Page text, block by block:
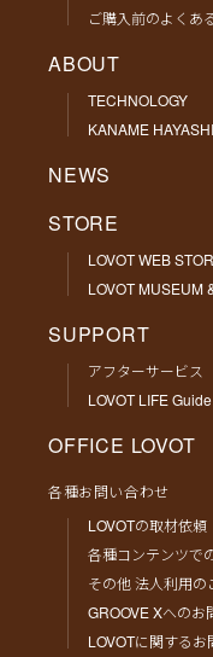
ご購入前のよくあ
ABOUT
TECHNOLOGY
KANAME HAYASHI
NEWS
STORE
LOVOT WEB
LOVOT MUSEUM
SUPPORT
アフターサービス
LOVOT LIFE Guide
OFFICE LOVOT
各種お問い合わせ
LOVOTの取材依頼
各種コンテンツで
その他 法人利用の
GROOVE Xへのお
LOVOTに関するお